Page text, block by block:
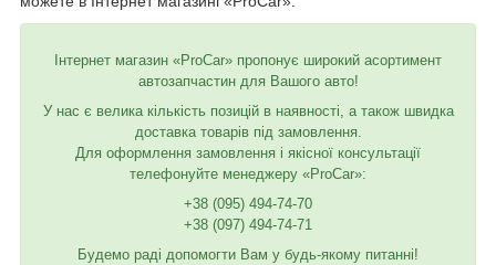
Інтернет магазин «ProCar» пропонує широкий асортимент
автозапчастин для Вашого авто!
У нас є велика кількість позицій в наявності, а також швидка
доставка товарів під замовлення.
Для оформлення замовлення і якісної консультації
телефонуйте менеджеру «ProCar»:
+38 (095) 494-74-70
+38 (097) 494-74-71
Будемо раді допомогти Вам у будь-якому питанні!